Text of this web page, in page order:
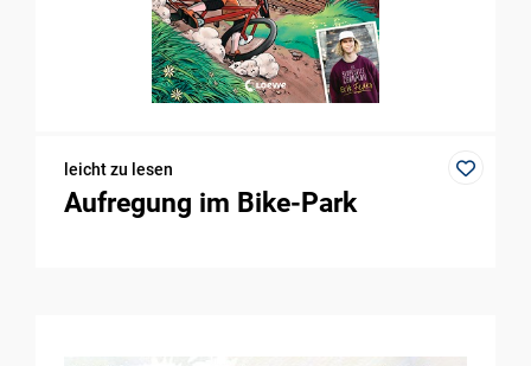
leicht zu lesen
Aufregung im Bike-Park